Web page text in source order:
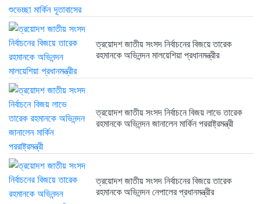
ত্রয়োদশ জাতীয় সংসদ নির্বাচনের বিজয়ে তারেক
রহমানকে অভিনন্দন মালয়েশিয়া প্রধানমন্ত্রীর
ত্রয়োদশ জাতীয় সংসদ নির্বাচনে বিজয় লাভে তারেক
রহমানকে অভিনন্দন জানালেন মার্কিন পররাষ্ট্রমন্ত্রী
ত্রয়োদশ জাতীয় সংসদ নির্বাচনের বিজয়ে তারেক
রহমানকে অভিনন্দন নেপালের প্রধানমন্ত্রীর